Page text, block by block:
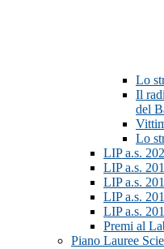
Lo
Il
del
Lo
LIP a.s.
LIP a.s.
LIP a.s.
LIP a.s.
LIP a.s.
Premi al
Piano Lauree